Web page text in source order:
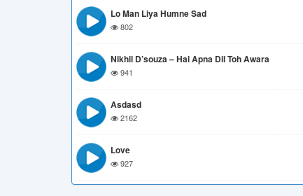
Lo Man Liya Humne Sad
802
Nikhil D’souza – Hai Apna Dil Toh Awara
941
Asdasd
2162
Love
927